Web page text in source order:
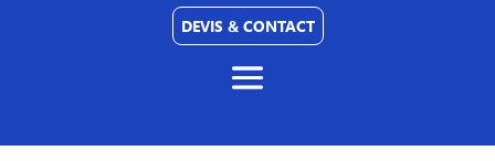
DEVIS & CONTACT